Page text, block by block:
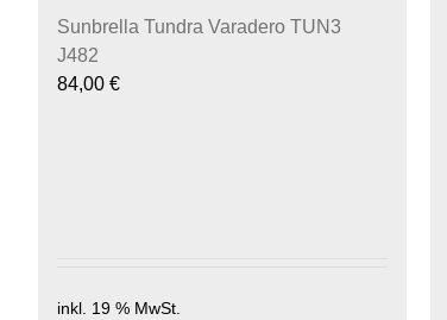
Sunbrella Tundra Varadero TUN3
J482
84,00 €
inkl. 19 % MwSt.